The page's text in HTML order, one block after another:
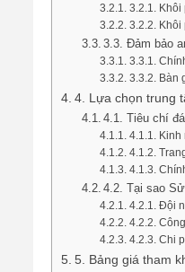
3.2.1. Khôi
3.2.2. Khôi
3.3. Đảm bảo
3.3.1.
3.3.2. Bàn
4. Lựa chọn trung
4.1. Tiêu chí
4.1.1. Kinh
4.1.2.
4.1.3.
4.2. Tại sao
4.2.1. Đội
4.2.2.
4.2.3. Chi
5. Bảng giá tham